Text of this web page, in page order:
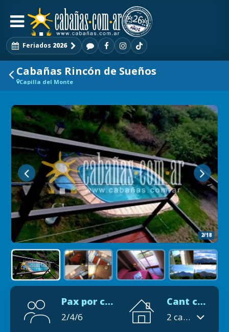
Feriados 2026
Cabañas Rincón de Sueños
Capilla del Monte
2/18
Pax por cabaña
2/4/6
Cant cabañas
2 cabañas